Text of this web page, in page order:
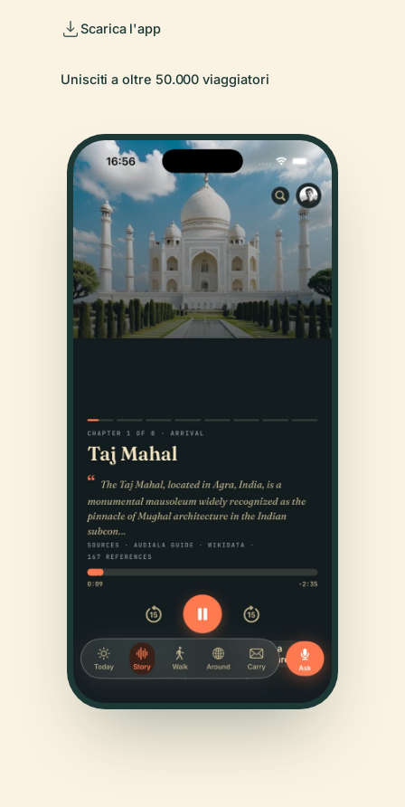
Scarica l'app
Unisciti a oltre 50.000 viaggiatori